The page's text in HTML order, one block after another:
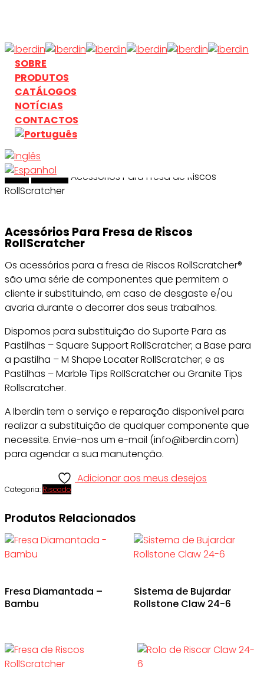
main
content
search
Menu
SOBRE
PRODUTOS
CATÁLOGOS
NOTÍCIAS
CONTACTOS
search
InícioRiscadoAcessórios Para Fresa de Riscos
RollScratcher
Acessórios Para Fresa de Riscos
RollScratcher
Os acessórios para a fresa de Riscos RollScratcher®
são uma série de componentes que permitem o
cliente ir substituindo, em caso de desgaste e/ou
avaria durante o decorrer dos seus trabalhos.
Dispomos para substituição do Suporte Para as
Pastilhas – Square Support RollScratcher; a Base para
a pastilha – M Shape Locater RollScratcher; e as
Pastilhas – Marble Tips RollScratcher ou Granite Tips
Rollscratcher.
A Iberdin tem o serviço e reparação disponível para
realizar a substituição de qualquer componente que
necessite. Envie-nos um e-mail (info@iberdin.com)
para agendar a sua manutenção.
Adicionar aos meus desejos
Categoria: Riscado
Produtos Relacionados
Fresa Diamantada –
Bambu
Sistema de Bujardar
Rollstone Claw 24-6